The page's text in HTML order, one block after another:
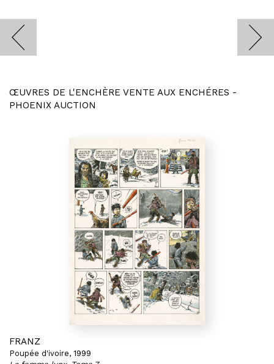
ŒUVRES DE L'ENCHÈRE VENTE AUX ENCHÉRES -
PHOENIX AUCTION
FRANZ
Poupée d'ivoire, 1999